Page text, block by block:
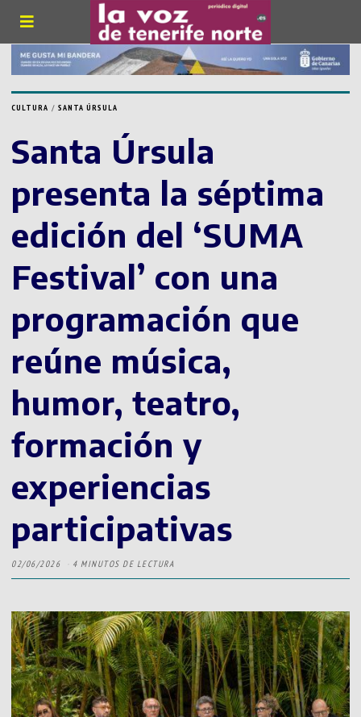
CULTURA / SANTA ÚRSULA
Santa Úrsula
presenta la séptima
edición del ‘SUMA
Festival’ con una
programación que
reúne música,
humor, teatro,
formación y
experiencias
participativas
02/06/2026 4 MINUTOS DE LECTURA